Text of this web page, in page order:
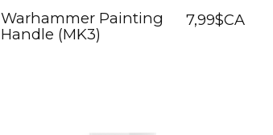
Warhammer Painting
Handle (MK3)
7,99$CA